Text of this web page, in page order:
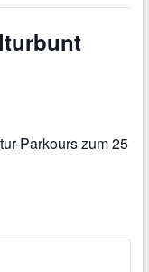
Parkours zum 25